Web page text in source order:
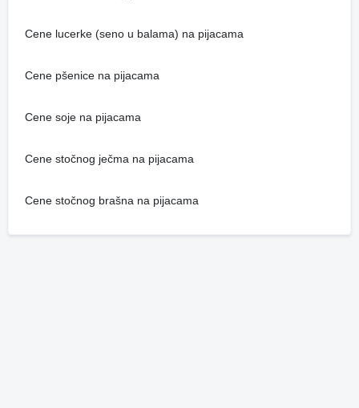
Cene lucerke (seno u balama) na pijacama
Cene pšenice na pijacama
Cene soje na pijacama
Cene stočnog ječma na pijacama
Cene stočnog brašna na pijacama